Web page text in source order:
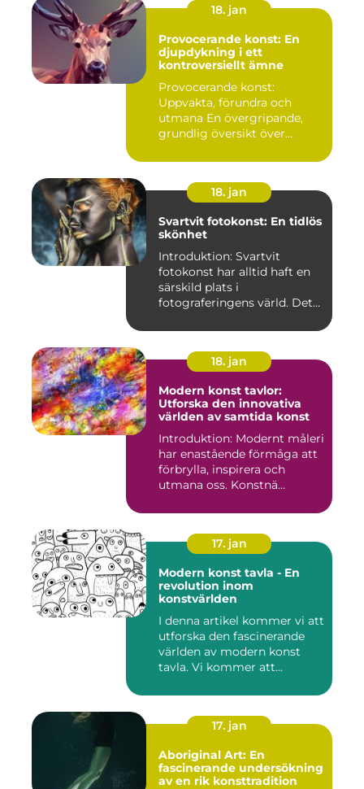
18. jan
Provocerande konst: En
djupdykning i ett
kontroversiellt ämne
Provocerande konst:
Uppvakta, förundra och
utmana En övergripande,
grundlig översikt över
18. jan
Svartvit fotokonst: En tidlös
skönhet
Introduktion: Svartvit
fotokonst har alltid haft en
särskild plats i
fotograferingens värld. Det
18. jan
Modern konst tavlor:
Utforska den innovativa
världen av samtida konst
Introduktion: Modernt måleri
har enastående förmåga att
förbrylla, inspirera och
utmana oss. Konstnä...
17. jan
Modern konst tavla - En
revolution inom
konstvärlden
I denna artikel kommer vi att
utforska den fascinerande
världen av modern konst
tavla. Vi kommer att...
17. jan
Aboriginal Art: En
fascinerande undersökning
av en rik konsttradition